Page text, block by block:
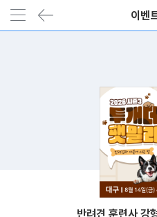
이벤
반려견 훈련사 강